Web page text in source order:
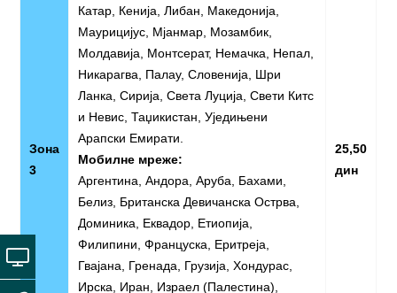
Зона
3
Катар, Кенија, Либан, Македонија,
Маурицијус, Мјанмар, Мозамбик,
Молдавија, Монтсерат, Немачка, Непал,
Никарагва, Палау, Словенија, Шри
Ланка, Сирија, Света Луција, Свети Китс
и Невис, Таџикистан, Уједињени
Арапски Емирати.
Мобилне мреже:
Аргентина, Андора, Аруба, Бахами,
Белиз, Британска Девичанска Острва,
Доминика, Еквадор, Етиопија,
Филипини, Француска, Еритреја,
Гвајана, Гренада, Грузија, Хондурас,
Ирска, Иран, Израел (Палестина),
25,50
дин